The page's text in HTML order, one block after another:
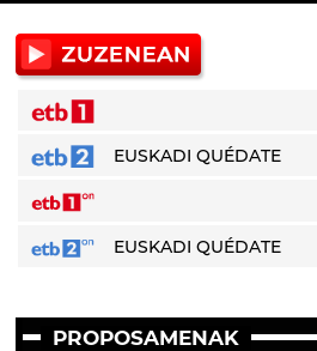
EUSKADI QUÉDATE
EUSKADI QUÉDATE
PROPOSAMENAK